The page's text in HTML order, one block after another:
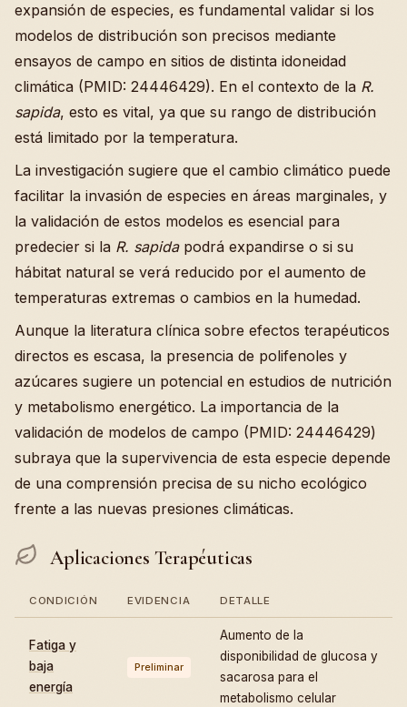
expansión de especies, es fundamental validar si los
modelos de distribución son precisos mediante
ensayos de campo en sitios de distinta idoneidad
climática (PMID: 24446429). En el contexto de la R.
sapida, esto es vital, ya que su rango de distribución
está limitado por la temperatura.
La investigación sugiere que el cambio climático puede
facilitar la invasión de especies en áreas marginales, y
la validación de estos modelos es esencial para
predecier si la R. sapidapodrá expandirse o si su
hábitat natural se verá reducido por el aumento de
temperaturas extremas o cambios en la humedad.
Aunque la literatura clínica sobre efectos terapéuticos
directos es escasa, la presencia de polifenoles y
azúcares sugiere un potencial en estudios de nutrición
y metabolismo energético. La importancia de la
validación de modelos de campo (PMID: 24446429)
subraya que la supervivencia de esta especie depende
de una comprensión precisa de su nicho ecológico
frente a las nuevas presiones climáticas.
Aplicaciones Terapéuticas
CONDICIÓN EVIDENCIA DETALLE
Fatiga y
baja
energía
Preliminar
Aumento de la
disponibilidad de glucosa y
sacarosa para el
metabolismo celular